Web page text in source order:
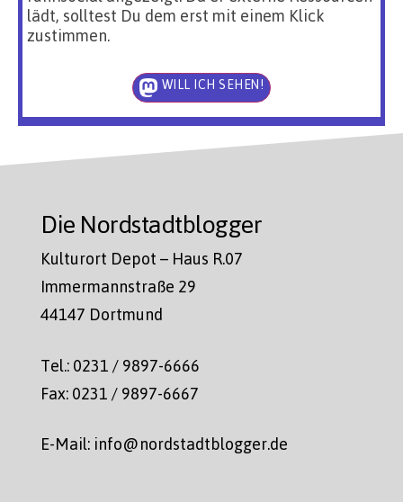
lädt, solltest Du dem erst mit einem Klick
zustimmen.
WILL ICH SEHEN!
Die Nordstadtblogger
Kulturort Depot – Haus R.07
Immermannstraße 29
44147 Dortmund
Tel.: 0231 / 9897-6666
Fax: 0231 / 9897-6667
E-Mail: info@nordstadtblogger.de